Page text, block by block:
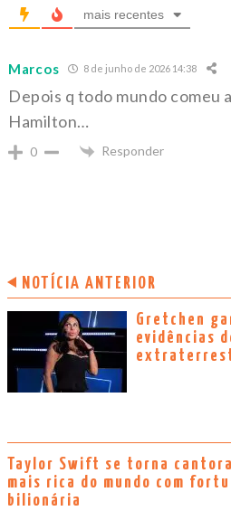
mais recentes
Marcos 8 de junho de 2026 14:38
Depois q todo mundo comeu
Hamilton…
0 Responder
NOTÍCIA ANTERIOR
Gretchen
evidências
Taylor Swift se torna cantora
mais rica do mundo com
bilionária